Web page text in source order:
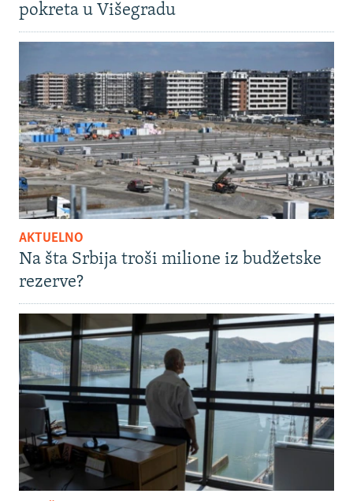
pokreta u Višegradu
AKTUELNO
Na šta Srbija troši milione iz budžetske
rezerve?